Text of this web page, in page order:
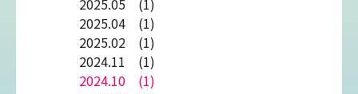
2025.05 (1)
2025.04 (1)
2025.02 (1)
2024.11 (1)
2024.10 (1)